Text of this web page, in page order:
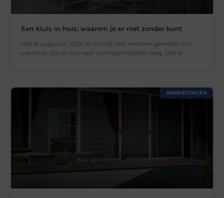
Een kluis in huis: waarom je er niet zonder kunt
Het is augustus 2026 en terwijl veel mensen genieten van
vakantie, zijn er ook veel woningen tijdelijk leeg. Dat is
AANBIEDINGEN